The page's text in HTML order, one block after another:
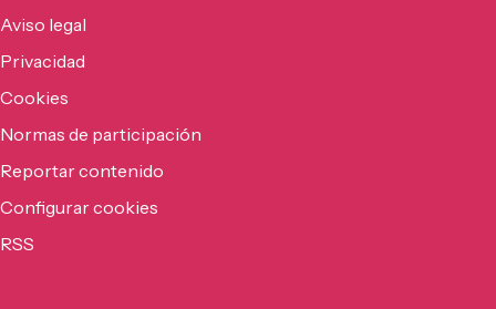
Aviso legal
Privacidad
Cookies
Normas de participación
Reportar contenido
Configurar cookies
RSS